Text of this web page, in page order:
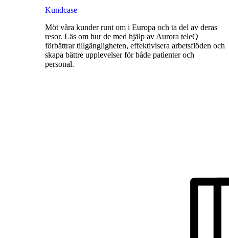
Kundcase
Möt våra kunder runt om i Europa och ta del av deras
resor. Läs om hur de med hjälp av Aurora teleQ
förbättrar tillgängligheten, effektivisera arbetsflöden och
skapa bättre upplevelser för både patienter och
personal.